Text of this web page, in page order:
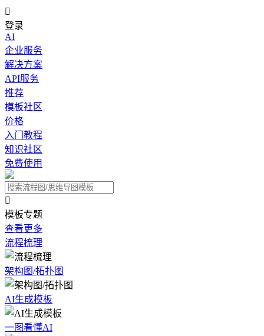

登录
AI
企业服务
解决方案
API服务
推荐
模板社区
价格
入门教程
知识社区
免费使用

模板专题
查看更多
流程梳理
架构图/拓扑图
AI生成模板
一图看懂AI